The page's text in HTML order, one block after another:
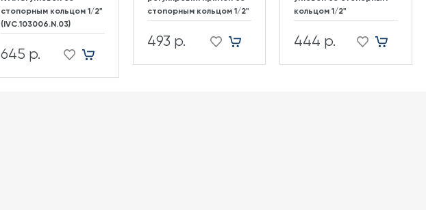
стопорным кольцом 1/2"
(IVC.103006.N.03)
645 р.
стопорным кольцом 1/2"
493 р.
кольцом 1/2"
444 р.